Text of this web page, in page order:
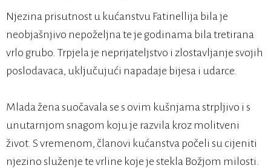
Njezina prisutnost u kućanstvu Fatinellija bila je
neobjašnjivo nepoželjna te je godinama bila tretirana
vrlo grubo. Trpjela je neprijateljstvo i zlostavljanje svojih
poslodavaca, uključujući napadaje bijesa i udarce.
Mlada žena suočavala se s ovim kušnjama strpljivo i s
unutarnjom snagom koju je razvila kroz molitveni
život. S vremenom, članovi kućanstva počeli su cijeniti
njezino služenje te vrline koje je stekla Božjom milosti.